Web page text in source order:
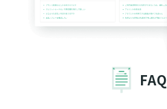
FAQ